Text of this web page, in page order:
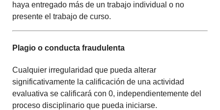
haya entregado más de un trabajo individual o no
presente el trabajo de curso.
Plagio o conducta fraudulenta
Cualquier irregularidad que pueda alterar
significativamente la calificación de una actividad
evaluativa se calificará con0, independientemente del
proceso disciplinario que pueda iniciarse.